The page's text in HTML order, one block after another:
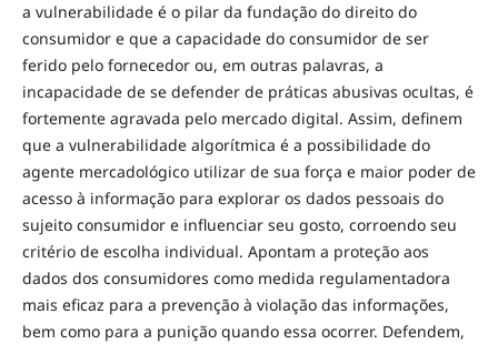
a vulnerabilidade é o pilar da fundação do direito do
consumidor e que a capacidade do consumidor de ser
ferido pelo fornecedor ou, em outras palavras, a
incapacidade de se defender de práticas abusivas ocultas, é
fortemente agravada pelo mercado digital. Assim, definem
que a vulnerabilidade algorítmica é a possibilidade do
agente mercadológico utilizar de sua força e maior poder de
acesso à informação para explorar os dados pessoais do
sujeito consumidor e influenciar seu gosto, corroendo seu
critério de escolha individual. Apontam a proteção aos
dados dos consumidores como medida regulamentadora
mais eficaz para a prevenção à violação das informações,
bem como para a punição quando essa ocorrer. Defendem,